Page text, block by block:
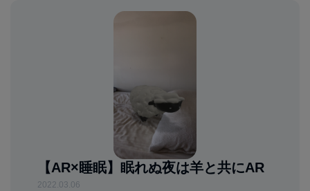
【AR×睡眠】眠れぬ夜は羊と共にAR
2022.03.06